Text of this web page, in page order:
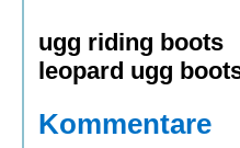
ugg riding boots
leopard ugg
Kommentare